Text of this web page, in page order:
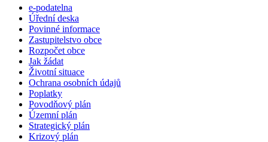
e-podatelna
Úřední deska
Povinné informace
Zastupitelstvo obce
Rozpočet obce
Jak žádat
Životní situace
Ochrana osobních údajů
Poplatky
Povodňový plán
Územní plán
Strategický plán
Krizový plán